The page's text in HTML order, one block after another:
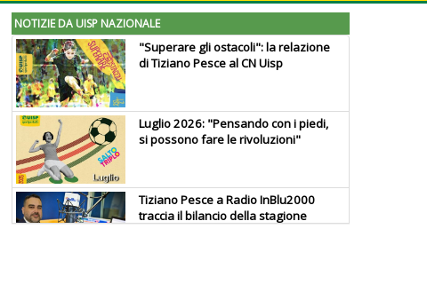
NOTIZIE DA UISP NAZIONALE
"Superare gli ostacoli": la relazione
di Tiziano Pesce al CN Uisp
Luglio 2026: "Pensando con i piedi,
si possono fare le rivoluzioni"
Tiziano Pesce a Radio InBlu2000
traccia il bilancio della stagione